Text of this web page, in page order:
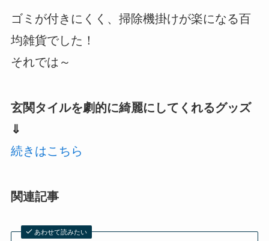
ゴミが付きにくく、掃除機掛けが楽になる百
均雑貨でした！
それでは～
玄関タイルを劇的に綺麗にしてくれるグッズ
⇓
続きはこちら
関連記事
あわせて読みたい